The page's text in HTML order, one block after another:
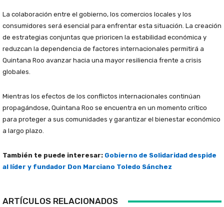
La colaboración entre el gobierno, los comercios locales y los
consumidores será esencial para enfrentar esta situación. La creación
de estrategias conjuntas que prioricen la estabilidad económica y
reduzcan la dependencia de factores internacionales permitirá a
Quintana Roo avanzar hacia una mayor resiliencia frente a crisis
globales.
Mientras los efectos de los conflictos internacionales continúan
propagándose, Quintana Roo se encuentra en un momento crítico
para proteger a sus comunidades y garantizar el bienestar económico
a largo plazo.
También te puede interesar: Gobierno de Solidaridad despide
al líder y fundador Don Marciano Toledo Sánchez
ARTÍCULOS RELACIONADOS